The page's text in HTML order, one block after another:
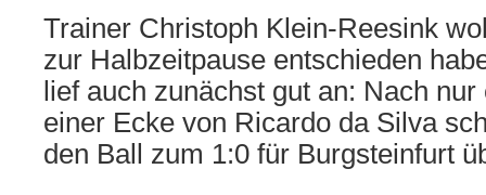
Trainer Christoph Klein-Reesink
zur Halbzeitpause entschieden
lief auch zunächst gut an: Nach
einer Ecke von Ricardo da Silva
den Ball zum 1:0 für Burgsteinfurt